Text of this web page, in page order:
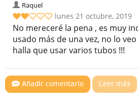
Raquel
lunes 21 octubre, 2019
No mereceré la pena , es muy
usado más de una vez, no lo
halla que usar varios tubos !!!
Añadir comentario Leer más